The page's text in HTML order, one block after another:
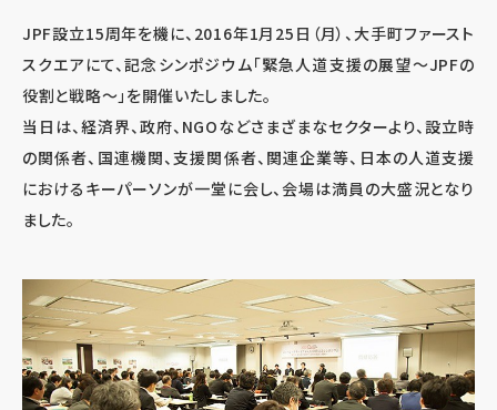
JPF設立15周年を機に、2016年1月25日（月）、大手町ファースト
スクエアにて、記念シンポジウム「緊急人道支援の展望～JPFの
役割と戦略～」を開催いたしました。
当日は、経済界、政府、NGOなどさまざまなセクターより、設立時
の関係者、国連機関、支援関係者、関連企業等、日本の人道支援
におけるキーパーソンが一堂に会し、会場は満員の大盛況となり
ました。